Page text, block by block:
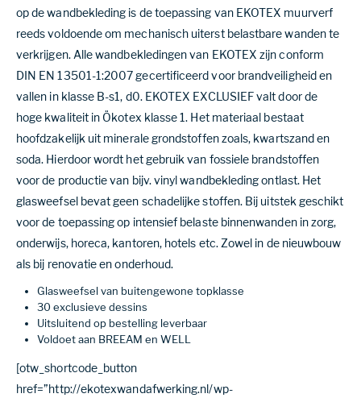
op de wandbekleding is de toepassing van EKOTEX muurverf
reeds voldoende om mechanisch uiterst belastbare wanden te
verkrijgen. Alle wandbekledingen van EKOTEX zijn conform
DIN EN 13501-1:2007 gecertificeerd voor brandveiligheid en
vallen in klasse B-s1, d0. EKOTEX EXCLUSIEF valt door de
hoge kwaliteit in Ökotex klasse 1. Het materiaal bestaat
hoofdzakelijk uit minerale grondstoffen zoals, kwartszand en
soda. Hierdoor wordt het gebruik van fossiele brandstoffen
voor de productie van bijv. vinyl wandbekleding ontlast. Het
glasweefsel bevat geen schadelijke stoffen. Bij uitstek geschikt
voor de toepassing op intensief belaste binnenwanden in zorg,
onderwijs, horeca, kantoren, hotels etc. Zowel in de nieuwbouw
als bij renovatie en onderhoud.
Glasweefsel van buitengewone topklasse
30 exclusieve dessins
Uitsluitend op bestelling leverbaar
Voldoet aan BREEAM en WELL
[otw_shortcode_button
href=”http://ekotexwandafwerking.nl/wp-